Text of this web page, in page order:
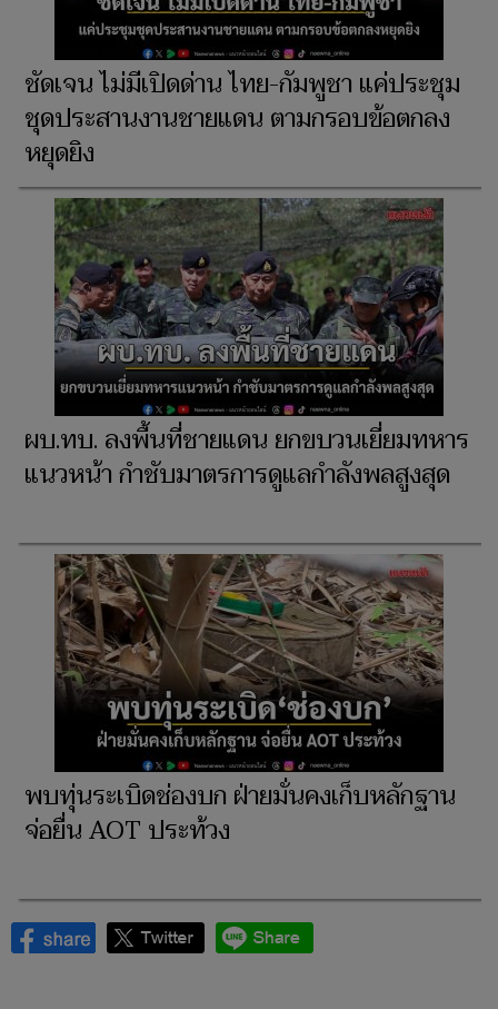
ชัดเจน ไม่มีเปิดด่าน ไทย-กัมพูชา แค่ประชุม
ชุดประสานงานชายแดน ตามกรอบข้อตกลง
หยุดยิง
ผบ.ทบ. ลงพื้นที่ชายแดน ยกขบวนเยี่ยมทหาร
แนวหน้า กำชับมาตรการดูแลกำลังพลสูงสุด
พบทุ่นระเบิดช่องบก ฝ่ายมั่นคงเก็บหลักฐาน
จ่อยื่น AOT ประท้วง